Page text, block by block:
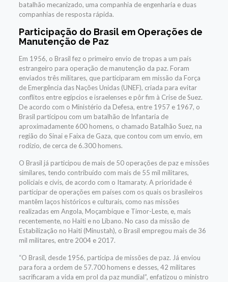
batalhão mecanizado, uma companhia de engenharia e duas
companhias de resposta rápida.
Participação do Brasil em Operações de
Manutenção de Paz
Em 1956, o Brasil fez o primeiro envio de tropas a um país
estrangeiro para operação de manutenção da paz. Foram
enviados três militares, que participaram em missão da Força
de Emergência das Nações Unidas (UNEF), criada para evitar
conflitos entre egípcios e israelenses e pôr fim à Crise de Suez.
De acordo com o Ministério da Defesa, entre 1957 e 1967, o
Brasil participou com um batalhão de Infantaria de
aproximadamente 600 homens, o chamado Batalhão Suez, na
região do Sinai e Faixa de Gaza, que contou com um envio, em
rodízio, de cerca de 6.300 homens.
O Brasil já participou de mais de 50 operações de paz e missões
similares, tendo contribuído com mais de 55 mil militares,
policiais e civis, de acordo com o Itamaraty. A prioridade é
participar de operações em países com os quais os brasileiros
mantêm laços históricos e culturais, como nas missões
realizadas em Angola, Moçambique e Timor-Leste, e, mais
recentemente, no Haiti e no Líbano. No caso da missão de
Estabilização no Haiti (Minustah), o Brasil empregou mais de 36
mil militares, entre 2004 e 2017.
“O Brasil, desde 1956, participa de missões de paz. Já enviou
para fora a ordem de 57.700 homens e desses, 42 militares
sacrificaram a vida em prol da paz mundial”, enfatizou o ministro